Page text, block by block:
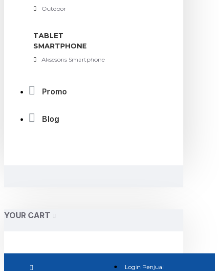
Outdoor
TABLET
SMARTPHONE
Aksesoris Smartphone
Promo
Blog
YOUR CART
Login Penjual